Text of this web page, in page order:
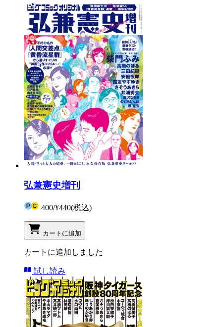
弘兼憲史増刊
400/¥440(税込)
カートに追加
カートに追加しました
試し読み